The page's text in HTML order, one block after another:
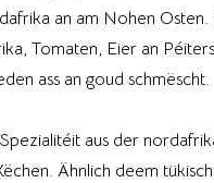
an am Nohen Osten.
Tomaten, Eier an
ass an goud schmëscht.
aus der
Ähnlich deem